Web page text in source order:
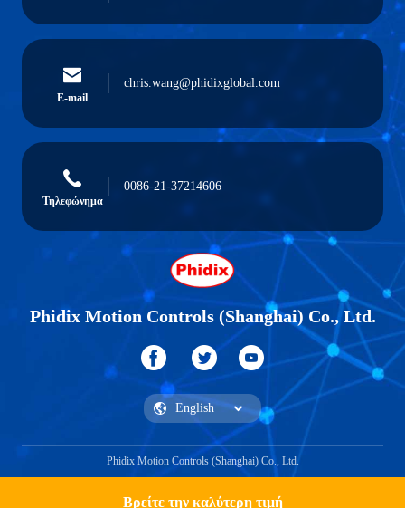
Βρείτε την καλύτερη τιμή
E-mail
chris.wang@phidixglobal.com
Τηλεφώνημα
0086-21-37214606
Phidix Motion Controls (Shanghai) Co., Ltd.
Phidix Motion Controls (Shanghai) Co., Ltd.
Βρες ένα απόσπασμα.